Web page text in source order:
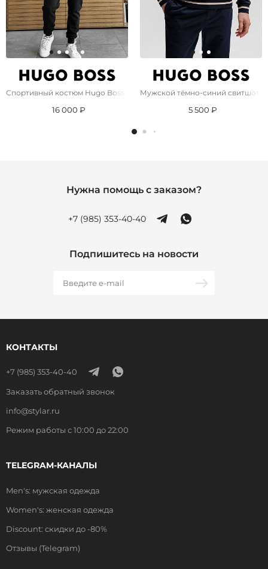
Спортивный костюм Hugo Boss чёрного цвета
16 000 ₽
Мужской тёмно-синий свитшот
5 500 ₽
Нужна помощь с заказом?
+7 (985) 353-40-40
Подпишитесь на новости
КОНТАКТЫ
+7 (985) 353-40-40
Заказать обратный звонок
info@stylar.ru
Режим работы с 10:00 до 22:00
TELEGRAM-КАНАЛЫ
Men's: мужская одежда
Women's: женская одежда
Discount: скидки до -80%
Отзывы (Telegram)